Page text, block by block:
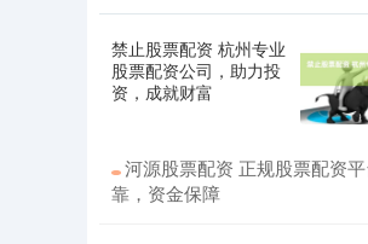
禁止股票配资 杭州专业
股票配资公司，助力投
资，成就财富
河源股票配资 正规股票配资
靠，资金保障